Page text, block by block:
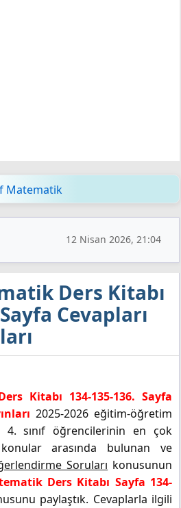
Matematik
12 Nisan 2026, 21:04
Ders Kitabı
Cevapları
Kitabı 134-135-136. Sayfa
2025-2026 eğitim-öğretim
4. sınıf öğrencilerinin en çok
arasında bulunan ve
Soruları konusunun
Ders Kitabı Sayfa 134-
paylaştık. Cevaplarla ilgili